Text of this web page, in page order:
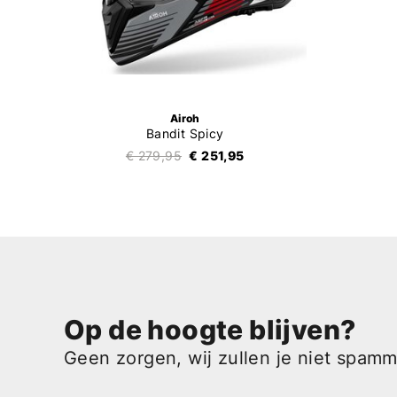
Airoh
Bandit Spicy
€ 279,95 € 251,95
Op de hoogte blijven?
Geen zorgen, wij zullen je niet